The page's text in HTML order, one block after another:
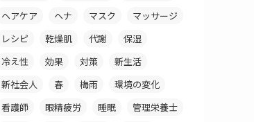
ヘアケア
ヘナ マスク
マッサージ
レシピ
乾燥肌 代謝
保湿
冷え性
効果 対策
新生活
新社会人
春 梅雨
環境の変化
看護師
眼精疲労 睡眠
管理栄養士